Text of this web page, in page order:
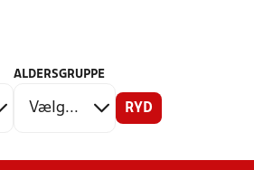
ALDERSGRUPPE
RYD